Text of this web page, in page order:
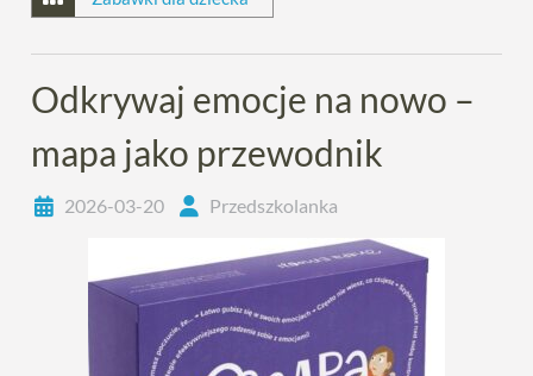
Odkrywaj emocje na nowo –
mapa jako przewodnik
2026-03-20 Przedszkolanka